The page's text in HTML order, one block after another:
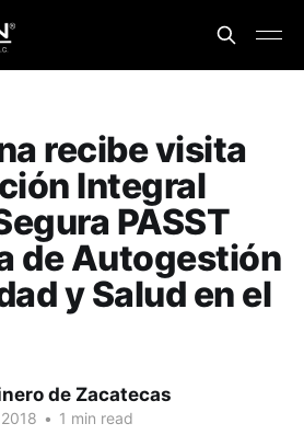
recibe visita
Integral
PASST
de Autogestión
y Salud en el
de Zacatecas
• 1 min read